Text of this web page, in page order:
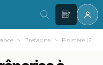
Bretagne Finistère (29)